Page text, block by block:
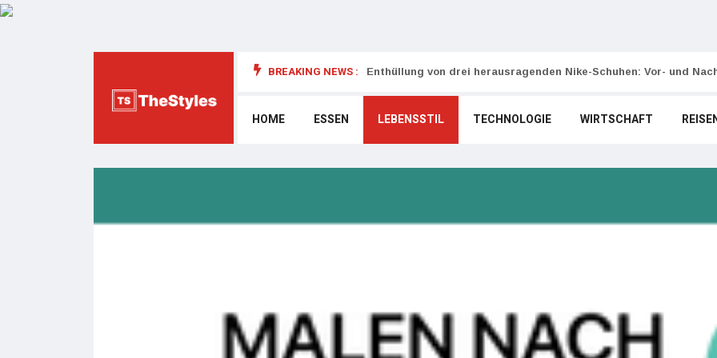
BREAKING NEWS : Enthüllung von drei herausragenden Nike-Schuhen: Vor- und
HOME ESSEN LEBENSSTIL TECHNOLOGIE WIRTSCHAFT